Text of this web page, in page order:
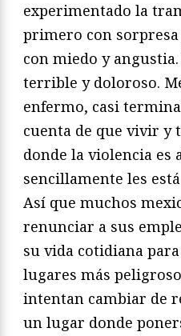
experimentado la
primero con sorpresa
con miedo y
terrible y doloroso.
enfermo, casi
cuenta de que vivir y
donde la violencia es
sencillamente les
Así que muchos
renunciar a sus
su vida cotidiana
lugares más
intentan cambiar de
un lugar donde